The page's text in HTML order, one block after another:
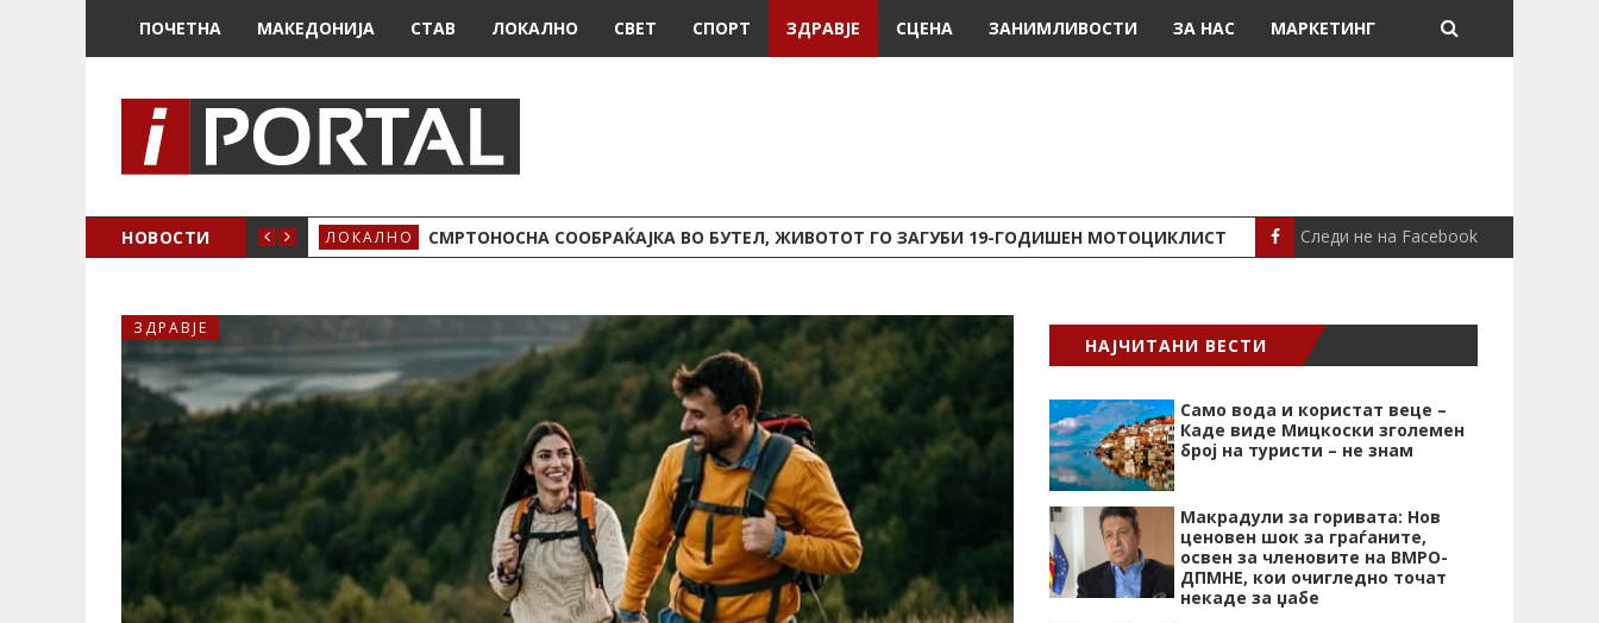
ПОЧЕТНА МАКЕДОНИЈА СТАВ ЛОКАЛНО СВЕТ СПОРТ ЗДРАВЈЕ СЦЕНА ЗАНИМЛИВОСТИ ЗА НАС МАРКЕТИНГ
НОВОСТИ ЛОКАЛНО СМРТОНОСНА СООБРАЌАЈКА ВО БУТЕЛ, ЖИВОТОТ ГО ЗАГУБИ 19-ГОДИШЕН МОТОЦИКЛИСТ СЦЕНА СЕВЕРИНА ВО
Следи не на Facebook
ЗДРАВЈЕ
НАЈЧИТАНИ ВЕСТИ
Само вода и користат веце –
Каде виде Мицкоски зголемен
број на туристи – не знам
Макрадули за горивата: Нов
ценовен шок за граѓаните,
освен за членовите на ВМРО-
ДПМНЕ, кои очигледно точат
некаде за џабе